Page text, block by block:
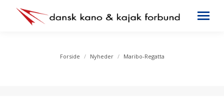
You are here:
Forside Nyheder Maribo-Regatta